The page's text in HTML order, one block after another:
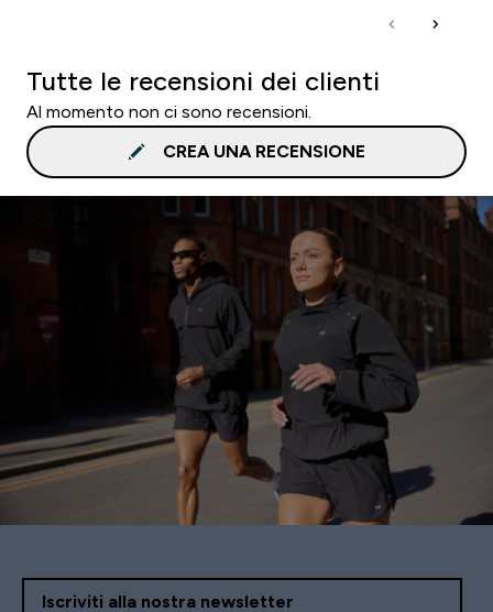
Tutte le recensioni dei clienti
Al momento non ci sono recensioni.
CREA UNA RECENSIONE
Iscriviti alla nostra newsletter